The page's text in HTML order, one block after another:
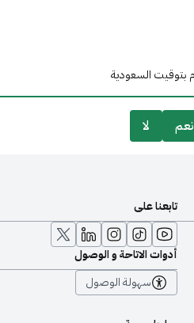
نعم لا
تابعنا على
أدوات الاتاحة و الوصول
سهولة الوصول